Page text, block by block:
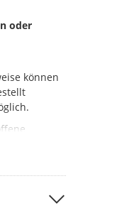
oder
können
Polizei